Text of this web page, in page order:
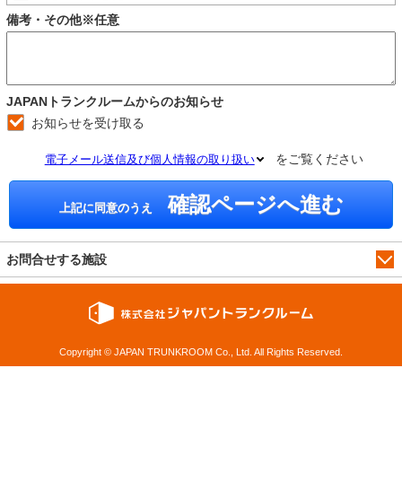
備考・その他※任意
JAPANトランクルームからのお知らせ
お知らせを受け取る
電子メール送信及び個人情報の取り扱い をご覧ください
上記に同意のうえ 確認ページへ進む
お問合せする施設
Copyright © JAPAN TRUNKROOM Co., Ltd. All Rights Reserved.